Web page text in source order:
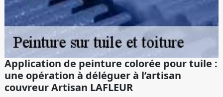
Application de peinture colorée pour tuile :
une opération à déléguer à l’artisan
couvreur Artisan LAFLEUR